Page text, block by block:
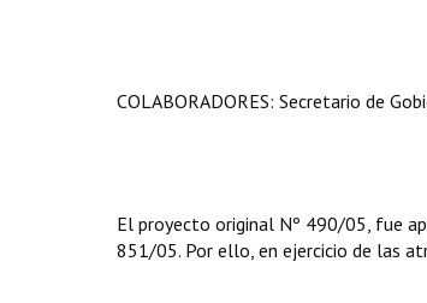
COLABORADORES: Secretario de
El proyecto original Nº 490/05, fue
851/05. Por ello, en ejercicio de las